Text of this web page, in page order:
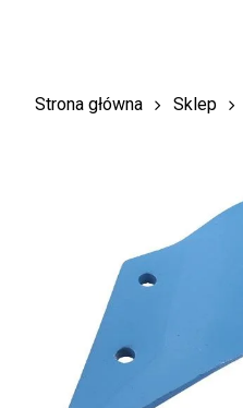
Strona główna Sklep